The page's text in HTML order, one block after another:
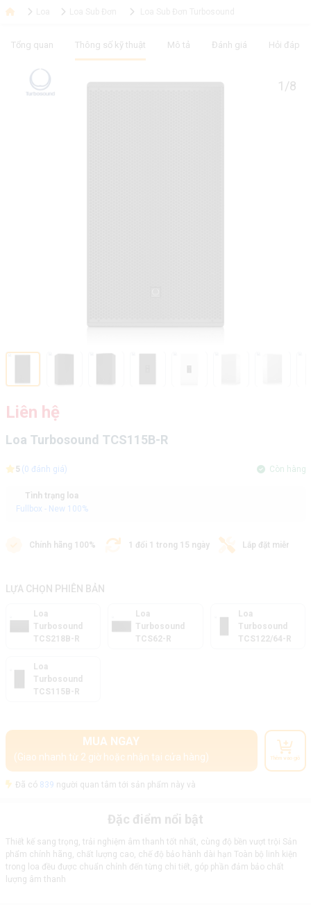
Tổng quan Thông số kỹ thuật Mô tả Đánh giá Hỏi đáp
1/8
Liên hệ
Loa Turbosound TCS115B-R
5 (0 đánh giá) Còn hàng
Tình trạng loa
Fullbox - New 100%
Chính hãng 100% 1 đổi 1 trong 15 ngày Lắp đặt miễn phí
LỰA CHỌN PHIÊN BẢN
Loa
Turbosound
TCS218B-R
Loa
Turbosound
TCS62-R
Loa
Turbosound
TCS122/64-R
Loa
Turbosound
TCS115B-R
MUA NGAY
(Giao nhanh từ 2 giờ hoặc nhận tại cửa hàng) Thêm vào giỏ
Đã có 839 người quan tâm tới sản phẩm này và
Đặc điểm nổi bật
Thiết kế sang trọng, trải nghiệm âm thanh tốt nhất, cùng độ bền vượt trội Sản
phẩm chính hãng, chất lượng cao, chế độ bảo hành dài hạn Toàn bộ linh kiện
trong loa đều được chuẩn chỉnh đến từng chi tiết, góp phần đảm bảo chất
lượng âm thanh